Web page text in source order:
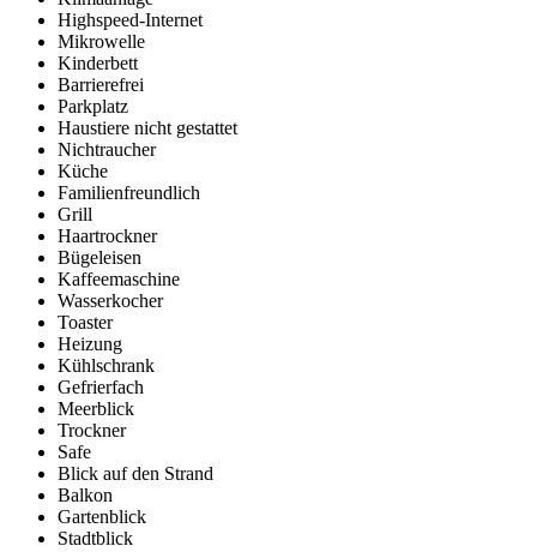
Highspeed-Internet
Mikrowelle
Kinderbett
Barrierefrei
Parkplatz
Haustiere nicht gestattet
Nichtraucher
Küche
Familienfreundlich
Grill
Haartrockner
Bügeleisen
Kaffeemaschine
Wasserkocher
Toaster
Heizung
Kühlschrank
Gefrierfach
Meerblick
Trockner
Safe
Blick auf den Strand
Balkon
Gartenblick
Stadtblick